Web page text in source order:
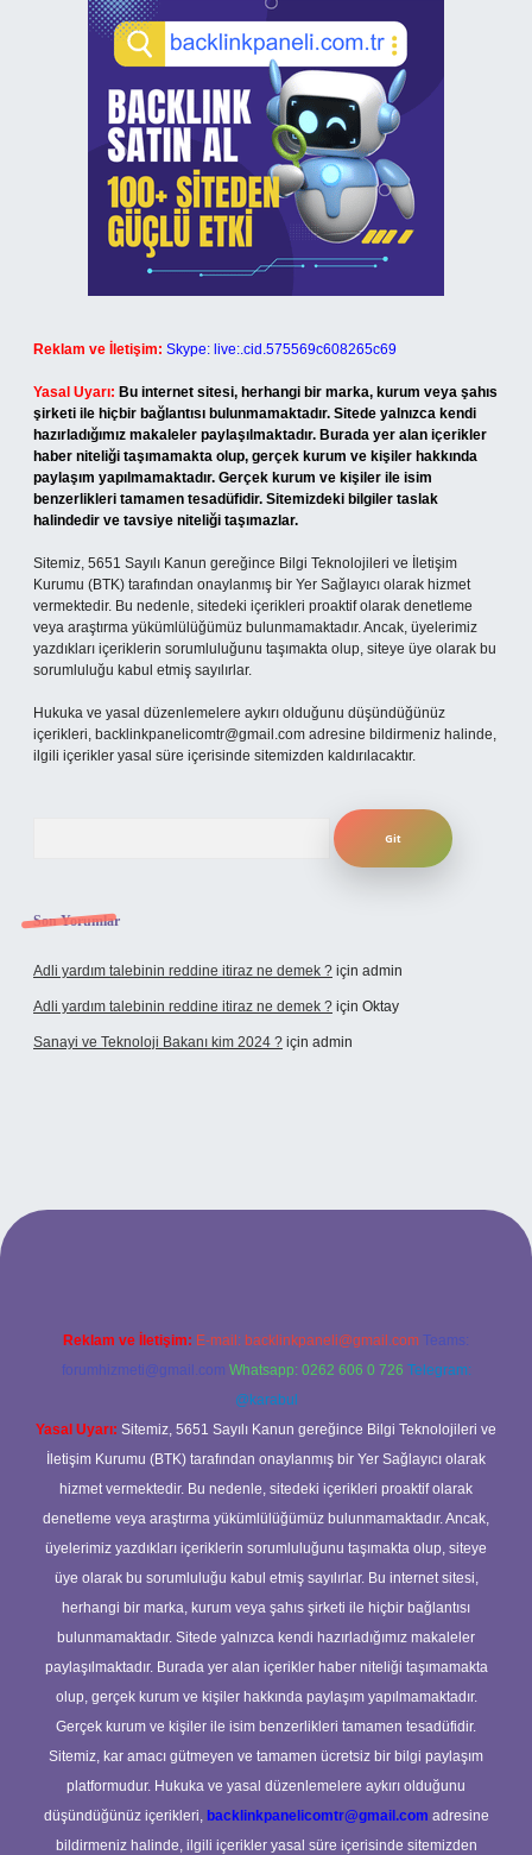
Reklam ve İletişim: Skype: live:.cid.575569c608265c69
Yasal Uyarı: Bu internet sitesi, herhangi bir marka, kurum veya şahıs
şirketi ile hiçbir bağlantısı bulunmamaktadır. Sitede yalnızca kendi
hazırladığımız makaleler paylaşılmaktadır. Burada yer alan içerikler
haber niteliği taşımamakta olup, gerçek kurum ve kişiler hakkında
paylaşım yapılmamaktadır. Gerçek kurum ve kişiler ile isim
benzerlikleri tamamen tesadüfidir. Sitemizdeki bilgiler taslak
halindedir ve tavsiye niteliği taşımazlar.
Sitemiz, 5651 Sayılı Kanun gereğince Bilgi Teknolojileri ve İletişim
Kurumu (BTK) tarafından onaylanmış bir Yer Sağlayıcı olarak hizmet
vermektedir. Bu nedenle, sitedeki içerikleri proaktif olarak denetleme
veya araştırma yükümlülüğümüz bulunmamaktadır. Ancak, üyelerimiz
yazdıkları içeriklerin sorumluluğunu taşımakta olup, siteye üye olarak bu
sorumluluğu kabul etmiş sayılırlar.
Hukuka ve yasal düzenlemelere aykırı olduğunu düşündüğünüz
içerikleri, backlinkpanelicomtr@gmail.com adresine bildirmeniz halinde,
ilgili içerikler yasal süre içerisinde sitemizden kaldırılacaktır.
Son Yorumlar
Adli yardım talebinin reddine itiraz ne demek ? için admin
Adli yardım talebinin reddine itiraz ne demek ? için Oktay
Sanayi ve Teknoloji Bakanı kim 2024 ? için admin
giriş
Reklam ve İletişim: E-mail: backlinkpaneli@gmail.com Teams:
forumhizmeti@gmail.com Whatsapp: 0262 606 0 726 Telegram:
@karabul
Yasal Uyarı: Sitemiz, 5651 Sayılı Kanun gereğince Bilgi Teknolojileri ve
İletişim Kurumu (BTK) tarafından onaylanmış bir Yer Sağlayıcı olarak
hizmet vermektedir. Bu nedenle, sitedeki içerikleri proaktif olarak
denetleme veya araştırma yükümlülüğümüz bulunmamaktadır. Ancak,
üyelerimiz yazdıkları içeriklerin sorumluluğunu taşımakta olup, siteye
üye olarak bu sorumluluğu kabul etmiş sayılırlar. Bu internet sitesi,
herhangi bir marka, kurum veya şahıs şirketi ile hiçbir bağlantısı
bulunmamaktadır. Sitede yalnızca kendi hazırladığımız makaleler
paylaşılmaktadır. Burada yer alan içerikler haber niteliği taşımamakta
olup, gerçek kurum ve kişiler hakkında paylaşım yapılmamaktadır.
Gerçek kurum ve kişiler ile isim benzerlikleri tamamen tesadüfidir.
Sitemiz, kar amacı gütmeyen ve tamamen ücretsiz bir bilgi paylaşım
platformudur. Hukuka ve yasal düzenlemelere aykırı olduğunu
düşündüğünüz içerikleri, backlinkpanelicomtr@gmail.com adresine
bildirmeniz halinde, ilgili içerikler yasal süre içerisinde sitemizden